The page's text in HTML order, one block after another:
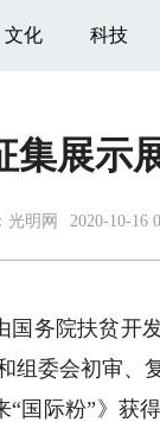
文化 科技
集展示
光明网 2020-10-16
国务院扶贫开
委会初审
国际粉”》获